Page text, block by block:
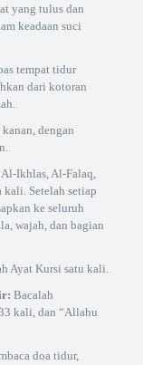
yang tulus dan
keadaan suci
tempat tidur
dari kotoran
dengan
Ikhlas, Al-Falaq,
kali. Setelah setiap
ke seluruh
wajah, dan bagian
Ayat Kursi satu kali.
Bacalah
kali, dan “Allahu
doa tidur,